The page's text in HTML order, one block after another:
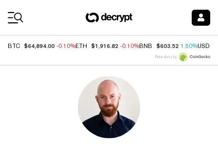
BTC $64,894.00 -0.10%ETH $1,916.82 -0.10%BNB $603.52 1.50%USDC
Price data by